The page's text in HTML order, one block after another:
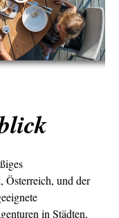
Österreich, und der
in Städten,